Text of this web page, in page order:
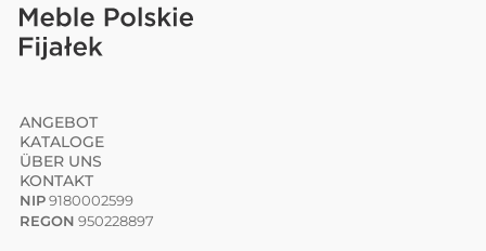
ANGEBOT
KATALOGE
ÜBER UNS
KONTAKT
NIP 9180002599
REGON 950228897